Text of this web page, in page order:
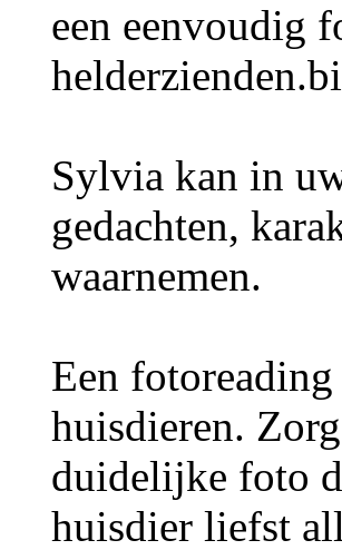
een eenvoudig
Sylvia kan in
gedachten,
waarnemen.
Een
huisdieren.
duidelijke foto
huisdier liefst